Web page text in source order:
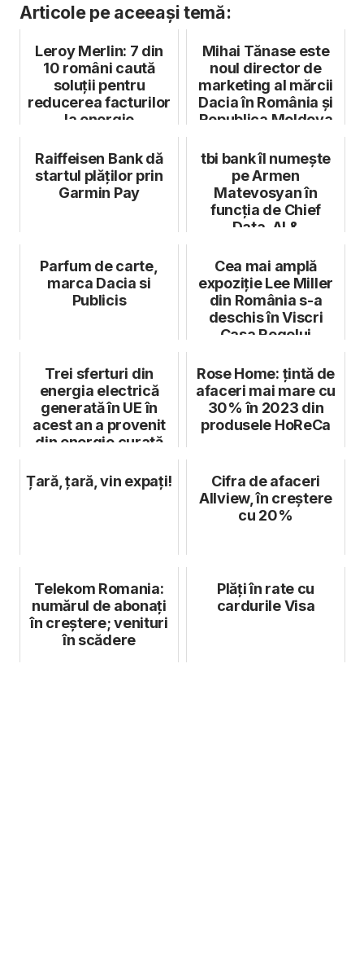
Articole pe aceeași temă:
Leroy Merlin: 7 din
10 români caută
soluții pentru
reducerea facturilor
la energie
Mihai Tănase este
noul director de
marketing al mărcii
Dacia în România și
Republica Moldova
Raiffeisen Bank dă
startul plăților prin
Garmin Pay
tbi bank îl numește
pe Armen
Matevosyan în
funcția de Chief
Data, AI &
Parfum de carte,
marca Dacia si
Publicis
Cea mai amplă
expoziție Lee Miller
din România s-a
deschis în Viscri
Casa Regelui
Trei sferturi din
energia electrică
generată în UE în
acest an a provenit
din energie curată
Rose Home: țintă de
afaceri mai mare cu
30% în 2023 din
produsele HoReCa
Țară, țară, vin expați!
Cifra de afaceri
Allview, în creștere
cu 20%
Telekom Romania:
numărul de abonați
în creștere; venituri
în scădere
Plăți în rate cu
cardurile Visa